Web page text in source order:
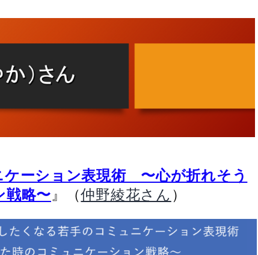
ーション表現術 〜心が折れそう
戦略〜 』（仲野綾花さん ）